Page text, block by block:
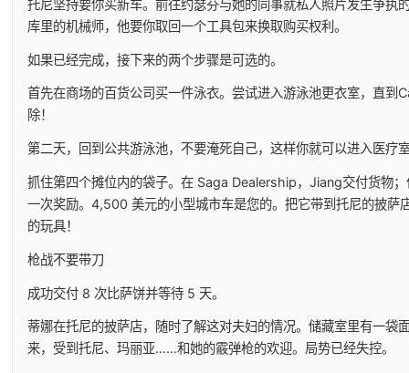
托尼坚持要你买新车。前往约瑟芬与她的同事就私人照片发生争执
库里的机械师，他要你取回一个工具包来换取购买权利。
如果已经完成，接下来的两个步骤是可选的。
首先在商场的百货公司买一件泳衣。尝试进入游泳池更衣室，直到
除！
第二天，回到公共游泳池，不要淹死自己，这样你就可以进入医疗
抓住第四个摊位内的袋子。在 Saga Dealership，Jiang交付货物
一次奖励。4,500 美元的小型城市车是您的。把它带到托尼的披萨
的玩具！
枪战不要带刀
成功交付 8 次比萨饼并等待 5 天。
蒂娜在托尼的披萨店，随时了解这对夫妇的情况。储藏室里有一袋
来，受到托尼、玛丽亚……和她的霰弹枪的欢迎。局势已经失控。